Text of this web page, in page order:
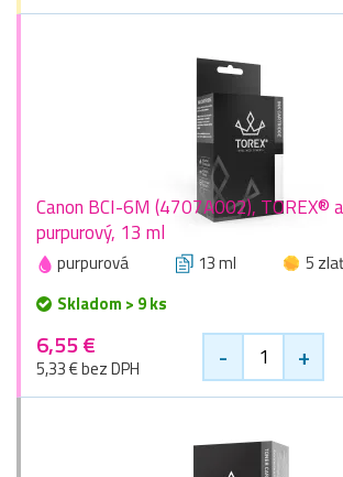
Canon BCI-6M (4707A002), TOREX®
purpurový, 13 ml
purpurová 13 ml
5
Skladom > 9 ks
6,55 €
5,33 € bez DPH - +